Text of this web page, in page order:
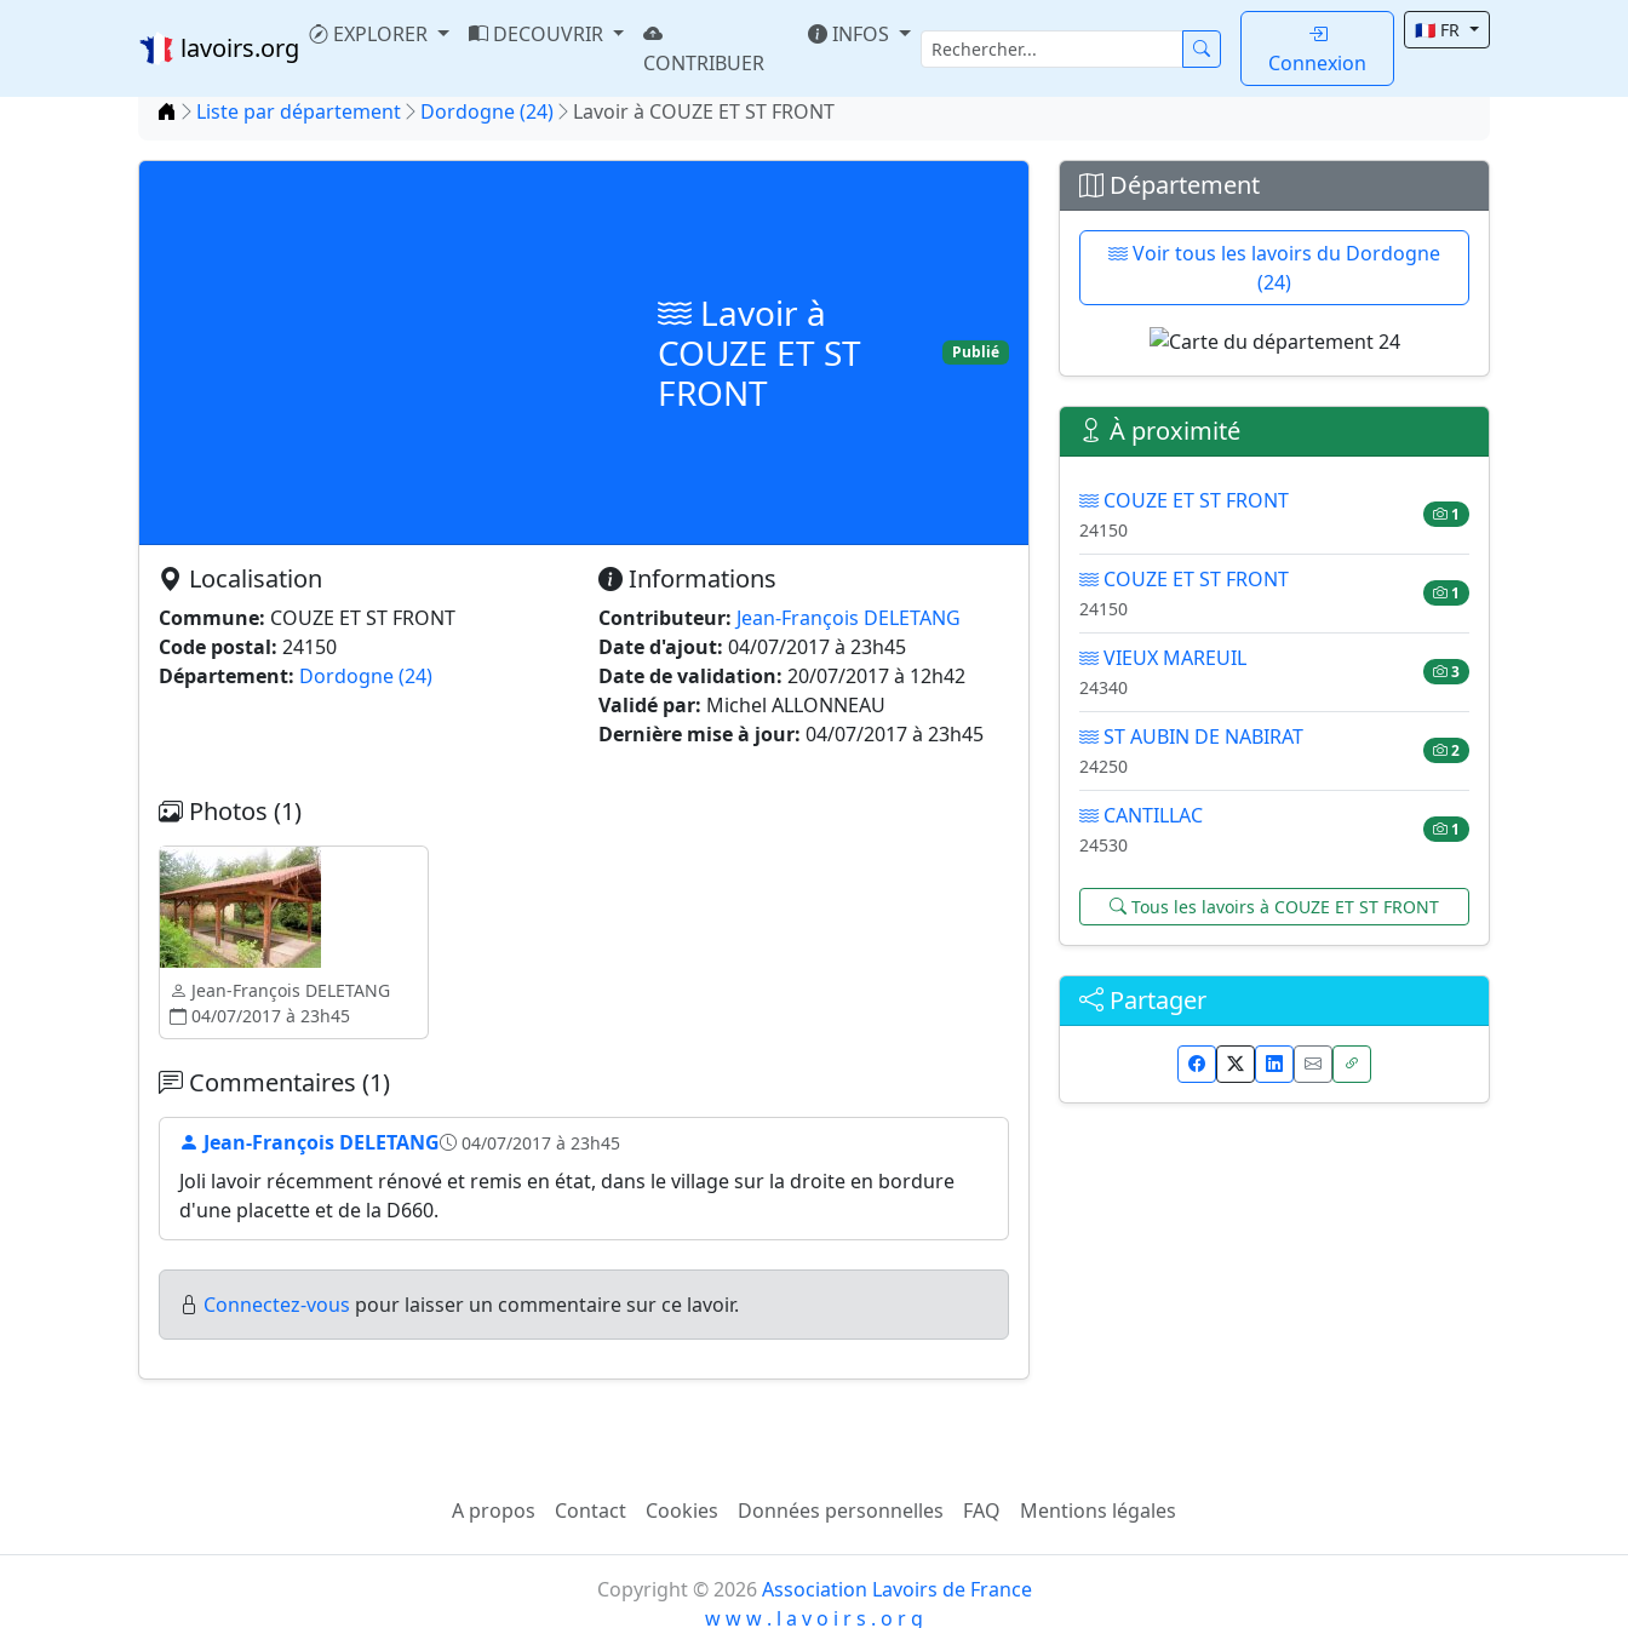
lavoirs.org EXPLORER
DECOUVRIR
CONTRIBUER
INFOS
Connexion
🇫🇷 FR
Accueil
Liste par département Dordogne (24) Lavoir à COUZE ET ST FRONT
Lavoir à
COUZE ET ST
FRONT
Publié
Localisation
Commune: COUZE ET ST FRONT
Code postal: 24150
Département: Dordogne (24)
Informations
Contributeur: Jean-François DELETANG
Date d'ajout: 04/07/2017 à 23h45
Date de validation: 20/07/2017 à 12h42
Validé par: Michel ALLONNEAU
Dernière mise à jour: 04/07/2017 à 23h45
Photos (1)
Jean-François DELETANG
04/07/2017 à 23h45
Commentaires (1)
Jean-François DELETANG 04/07/2017 à 23h45
Joli lavoir récemment rénové et remis en état, dans le village sur la droite en bordure
d'une placette et de la D660.
Connectez-vous pour laisser un commentaire sur ce lavoir.
Département
Voir tous les lavoirs du Dordogne
(24)
À proximité
COUZE ET ST FRONT
24150
1
COUZE ET ST FRONT
24150
1
VIEUX MAREUIL
24340
3
ST AUBIN DE NABIRAT
24250
2
CANTILLAC
24530
1
Tous les lavoirs à COUZE ET ST FRONT
Partager
A propos Contact Cookies Données personnelles FAQ Mentions légales
Copyright © 2026Association Lavoirs de France
w w w . l a v o i r s . o r g